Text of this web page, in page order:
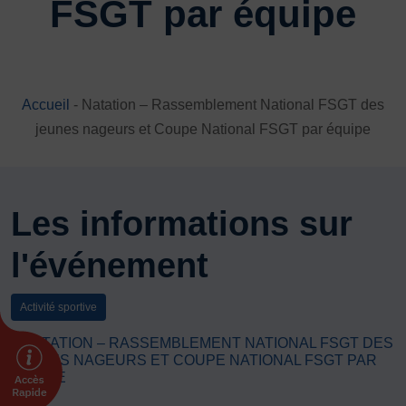
DÉVELOPPEMENT
Jeunesses
Santé
Écologie
ÉTHIQUE SPORTIVE
Signalement violences sexistes et sexuelles
Prévenir les discriminations
Agir contre le dopage et les conduites dopantes
FSGT par équipe
Accueil - Natation – Rassemblement National FSGT des
jeunes nageurs et Coupe National FSGT par équipe
Les informations sur
l'événement
Activité sportive
: NATATION – RASSEMBLEMENT NATIONAL FSGT DES
JEUNES NAGEURS ET COUPE NATIONAL FSGT PAR
ÉQUIPE